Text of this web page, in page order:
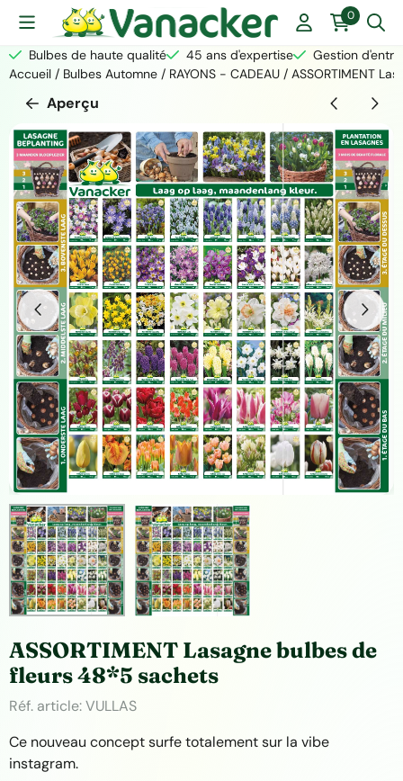
Les préférences de cookies sont actuellement fermées.
0
Bulbes de haute qualité 45 ans d'expertise
Gestion
Accueil / Bulbes Automne / RAYONS - CADEAU / ASSORTIMENT
Aperçu
ASSORTIMENT Lasagne bulbes de
fleurs 48*5 sachets
Réf. article:VULLAS
Ce nouveau concept surfe totalement sur la vibe
instagram.